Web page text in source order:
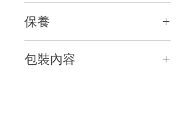
適合需要在
，手機或平板電腦上管
價格打造舒適耐用的佩戴體驗。
保養
包裝內容